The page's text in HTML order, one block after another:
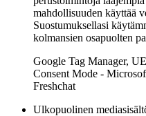
mahdollisuuden käyttää
Suostumuksellasi
kolmansien osapuolten
Google Tag Manager,
Consent Mode -
Freshchat
Ulkopuolinen